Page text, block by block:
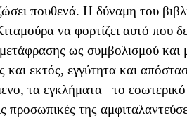
πουθενά. Η δύναμη του
να φορτίζει αυτό που
ως συμβολισμού και
και εκτός, εγγύτητα και
τα εγκλήματα– το
προσωπικές της